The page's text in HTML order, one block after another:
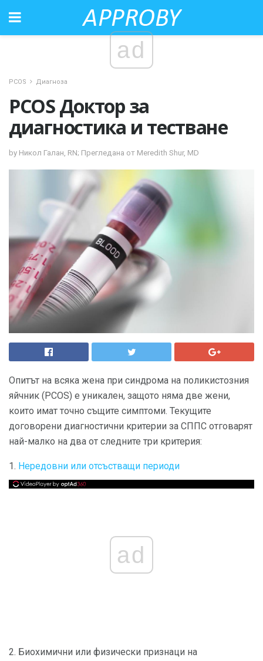
ad
PCOS Диагноза
PCOS Доктор за
диагностика и тестване
by Никол Галан, RN; Прегледана от Meredith Shur, MD
Опитът на всяка жена при синдрома на поликистозния
яйчник (PCOS) е уникален, защото няма две жени,
които имат точно същите симптоми. Текущите
договорени диагностични критерии за СППС отговарят
най-малко на два от следните три критерия:
1. Нередовни или отсъстващи периоди
ad
2. Биохимични или физически признаци на